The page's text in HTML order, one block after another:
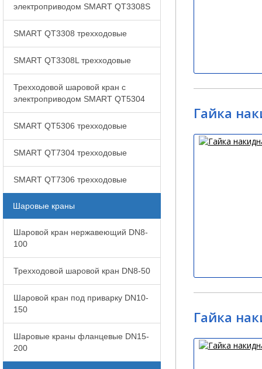
Гайка
Гайка
электроприводом SMART QT3308S
SMART QT3308 трехходовые
SMART QT3308L трехходовые
Трехходовой шаровой кран с
электроприводом SMART QT5304
SMART QT5306 трехходовые
SMART QT7304 трехходовые
SMART QT7306 трехходовые
Шаровые краны
Шаровой кран нержавеющий DN8-
100
Трехходовой шаровой кран DN8-50
Шаровой кран под приварку DN10-
150
Шаровые краны фланцевые DN15-
200